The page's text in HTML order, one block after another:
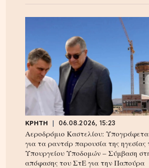
ΚΡΗΤΗ 06.08.2026, 15:23
Αεροδρόμιο Καστελίου:
για τα ραντάρ παρουσία της ηγεσίας
Υπουργείου Υποδομών – Σύμβαση
απόφασης του ΣτΕ για την Παπούρα